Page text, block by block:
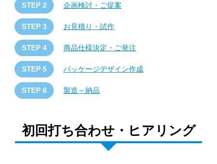
STEP 2 企画検討・ご提案
STEP 3 お見積り・試作
STEP 4 商品仕様決定・ご発注
STEP 5 パッケージデザイン作成
STEP 6 製造～納品
初回打ち合わせ・ヒアリング